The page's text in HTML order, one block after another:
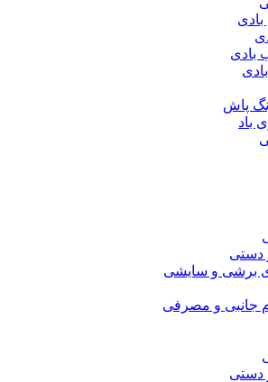
بادی
پاش
باد
دستی
برشی و سایشی
جانبی و مصرفی
دستی